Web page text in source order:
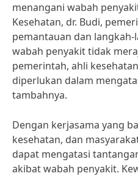
menangani wabah
Kesehatan, dr. Budi,
pemantauan dan
wabah penyakit tidak
pemerintah, ahli
diperlukan dalam
tambahnya.
Dengan kerjasama yang
kesehatan, dan
dapat mengatasi
akibat wabah penyakit.